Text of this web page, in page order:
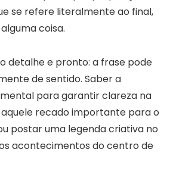
se refere literalmente ao final,
coisa.
detalhe e pronto: a frase pode
de sentido. Saber a
para garantir clareza na
recado importante para o
postar uma legenda criativa no
acontecimentos do centro de